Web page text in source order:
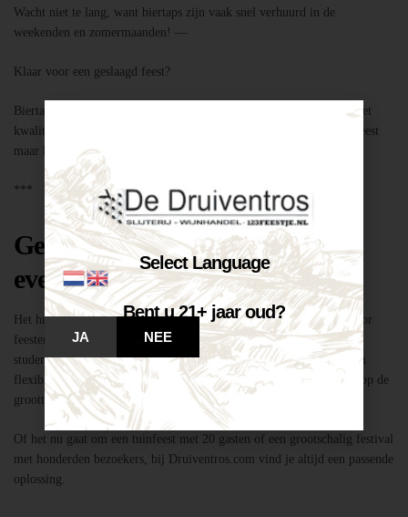
Wacht niet te lang, want biertaps zijn vaak snel verhuurd in de
weekenden en zomermaanden! —
Klaar voor een geslaagd feest?
Biertap huren locatie Breda – snel geregeld via Druiventros.com, met
kwaliteit en service van Slijterij Breda “de Druiventros”. Laat het feest
maar komen!
***
Geschikt voor elk type feest of
evenement
Het huren van een biertap in locatie Breda is niet alleen geschikt voor
feesten thuis, maar ook voor bedrijfsevenementen, buurtfeesten,
studentenfeestjes en verenigingsactiviteiten. Dankzij de mobiliteit en
flexibiliteit van onze tapinstallaties kunnen we moeiteloos inspelen op de
grootte en aard van elk evenement.
Of het nu gaat om een tuinfeest met 20 gasten of een grootschalig festival
met honderden bezoekers, bij Druiventros.com vind je altijd een passende
oplossing.
Select Language
Bent u 21+ jaar oud?
JA NEE